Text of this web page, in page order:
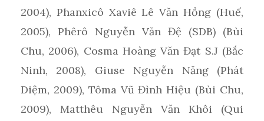
2004), Phanxicô Xaviê Lê Văn Hồng (Huế,
2005), Phêrô Nguyễn Văn Đệ (SDB) (Bùi
Chu, 2006), Cosma Hoàng Văn Đạt S.J (Bắc
Ninh, 2008), Giuse Nguyễn Năng (Phát
Diệm, 2009), Tôma Vũ Đình Hiệu (Bùi Chu,
2009), Matthêu Nguyễn Văn Khôi (Qui